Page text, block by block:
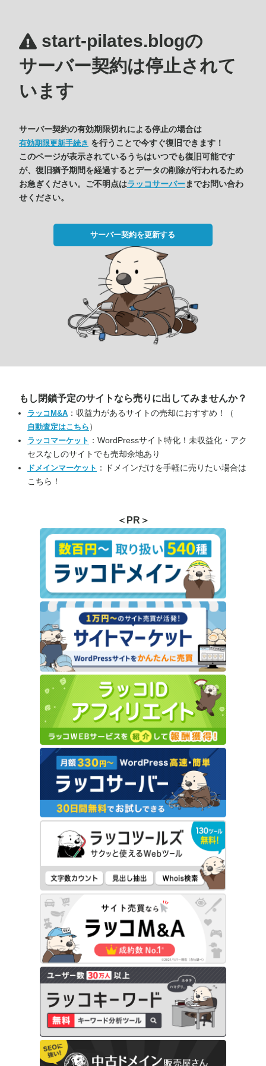
start-pilates.blogの
サーバー契約は停止されて
います
サーバー契約の有効期限切れによる停止の場合は
有効期限更新手続き を行うことで今すぐ復旧できます！
このページが表示されているうちはいつでも復旧可能です
が、復旧猶予期間を経過するとデータの削除が行われるため
お急ぎください。ご不明点はラッコサーバーまでお問い合わ
せください。
サーバー契約を更新する
もし閉鎖予定のサイトなら売りに出してみませんか？
ラッコM&A ：収益力があるサイトの売却におすすめ！（
自動査定はこちら ）
ラッコマーケット ：WordPressサイト特化！未収益化・アク
セスなしのサイトでも売却余地あり
ドメインマーケット ：ドメインだけを手軽に売りたい場合は
こちら！
＜PR＞